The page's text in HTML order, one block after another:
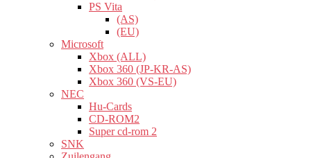
PS Vita
(AS)
(EU)
Microsoft
Xbox (ALL)
Xbox 360 (JP-KR-AS)
Xbox 360 (VS-EU)
NEC
Hu-Cards
CD-ROM2
Super cd-rom 2
SNK